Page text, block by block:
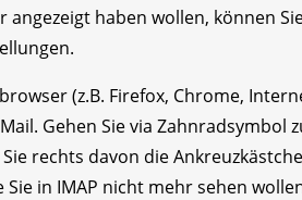
angezeigt haben wollen, können
(z.B. Firefox, Chrome,
Gehen Sie via Zahnradsymbol
rechts davon die
Sie in IMAP nicht mehr sehen